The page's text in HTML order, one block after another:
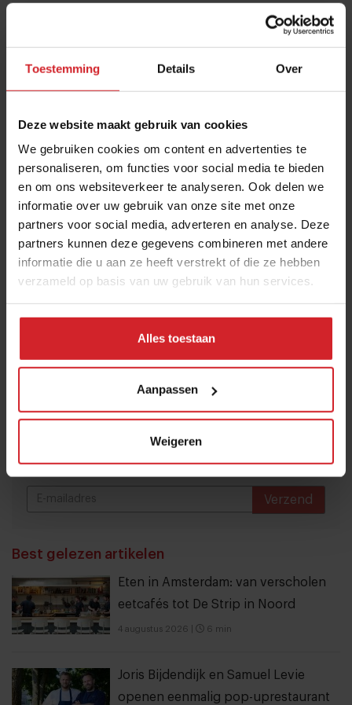
Toestemming Details Over
Deze website maakt gebruik van cookies
We gebruiken cookies om content en advertenties te
personaliseren, om functies voor social media te bieden
en om ons websiteverkeer te analyseren. Ook delen we
informatie over uw gebruik van onze site met onze
partners voor social media, adverteren en analyse. Deze
partners kunnen deze gegevens combineren met andere
informatie die u aan ze heeft verstrekt of die ze hebben
verzameld op basis van uw gebruik van hun services.
Alles toestaan
Aanpassen
Weigeren
ontwikkelingen.
Als oprichter van disruptief cateringbedrijf We Canteen
maar de hele foodservicebranche is haar inmiddels zeer
bekend. Sinds 2018 is zij hoofdredacteur van Food
Inspiration en schrijft en vertelt ze over (internationale)
trends, transities en ontwikkelingen in food en
hospitality.
Deel artikel
Meld je aan voor de nieuwsbrief
Ja, ik wil graag drie keer per week de nieuwsbrief
ontvangen met de laatste trends, culinaire inspiratie en
Verzend
Best gelezen artikelen
Eten in Amsterdam: van verscholen
eetcafés tot De Strip in Noord
4 augustus 2026 6 min
Joris Bijdendijk en Samuel Levie
openen eenmalig pop-uprestaurant